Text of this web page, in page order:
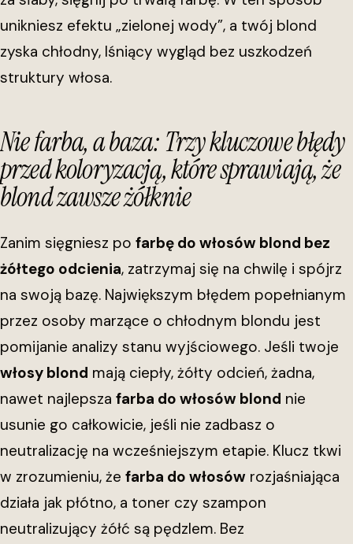
unikniesz efektu „zielonej wody”, a twój blond
zyska chłodny, lśniący wygląd bez uszkodzeń
struktury włosa.
Nie farba, a baza: Trzy kluczowe błędy
przed koloryzacją, które sprawiają, że
blond zawsze żółknie
Zanim sięgniesz po farbę do włosów blond bez
żółtego odcienia, zatrzymaj się na chwilę i spójrz
na swoją bazę. Największym błędem popełnianym
przez osoby marzące o chłodnym blondu jest
pomijanie analizy stanu wyjściowego. Jeśli twoje
włosy blond mają ciepły, żółty odcień, żadna,
nawet najlepsza farba do włosów blond nie
usunie go całkowicie, jeśli nie zadbasz o
neutralizację na wcześniejszym etapie. Klucz tkwi
w zrozumieniu, że farba do włosów rozjaśniająca
działa jak płótno, a toner czy szampon
neutralizujący żółć są pędzlem. Bez